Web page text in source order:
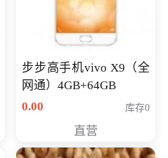
步步高手机vivo X9（全
网通）4GB+64GB
0.00
库存0
直营